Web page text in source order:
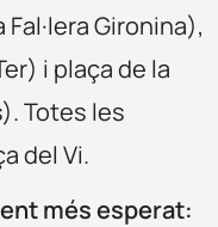
Gironina),
i plaça de la
Totes les
del Vi.
més esperat: